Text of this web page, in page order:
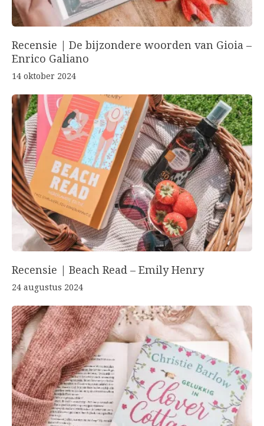
Recensie | De bijzondere woorden van Gioia –
Enrico Galiano
14 oktober 2024
Recensie | Beach Read – Emily Henry
24 augustus 2024